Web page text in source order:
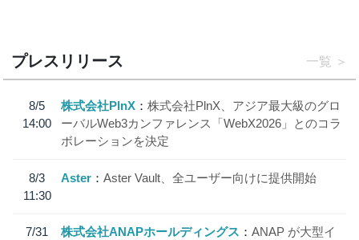
プレスリリース 一覧
8/5
14:00
株式会社PlnX
株式会社PlnX、アジア最大級のグロ
ーバルWeb3カンファレンス「WebX2026」とのコラ
ボレーションを決定
8/3
11:30
Aster Aster Vault、全ユーザー向けに提供開始
7/31
株式会社ANAPホールディングス
ANAP が大型イ